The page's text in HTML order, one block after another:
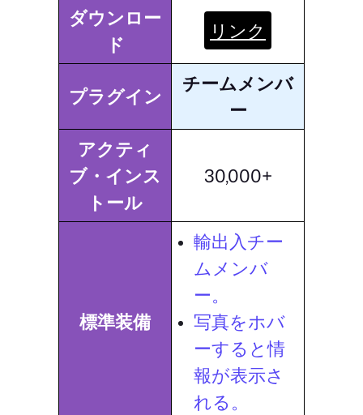
ダウンロー
ド
リンク
プラグイン
チームメンバ
ー
アクティ
ブ・インス
トール
30,000+
標準装備
輸出入チー
ムメンバ
ー。
写真をホバ
ーすると情
報が表示さ
れる。